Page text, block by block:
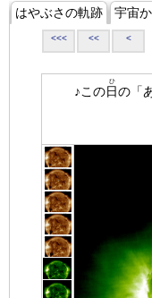
はやぶさの軌跡 宇宙
<<< << <
♪この日
ひ
の「